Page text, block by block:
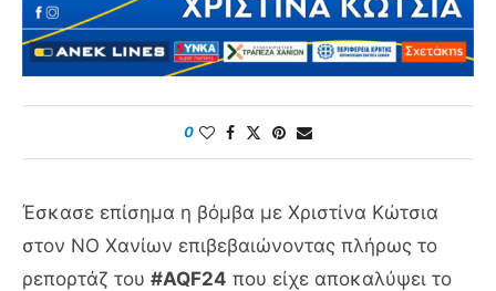
0
Έσκασε επίσημα η βόμβα με Χριστίνα Κώτσια
στον ΝΟ Χανίων επιβεβαιώνοντας πλήρως το
ρεπορτάζ του #AQF24 που είχε αποκαλύψει το